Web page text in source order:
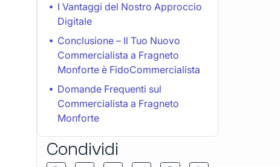
I Vantaggi del Nostro Approccio
Digitale
Conclusione – Il Tuo Nuovo
Commercialista a Fragneto
Monforte è FidoCommercialista
Domande Frequenti sul
Commercialista a Fragneto
Monforte
Condividi